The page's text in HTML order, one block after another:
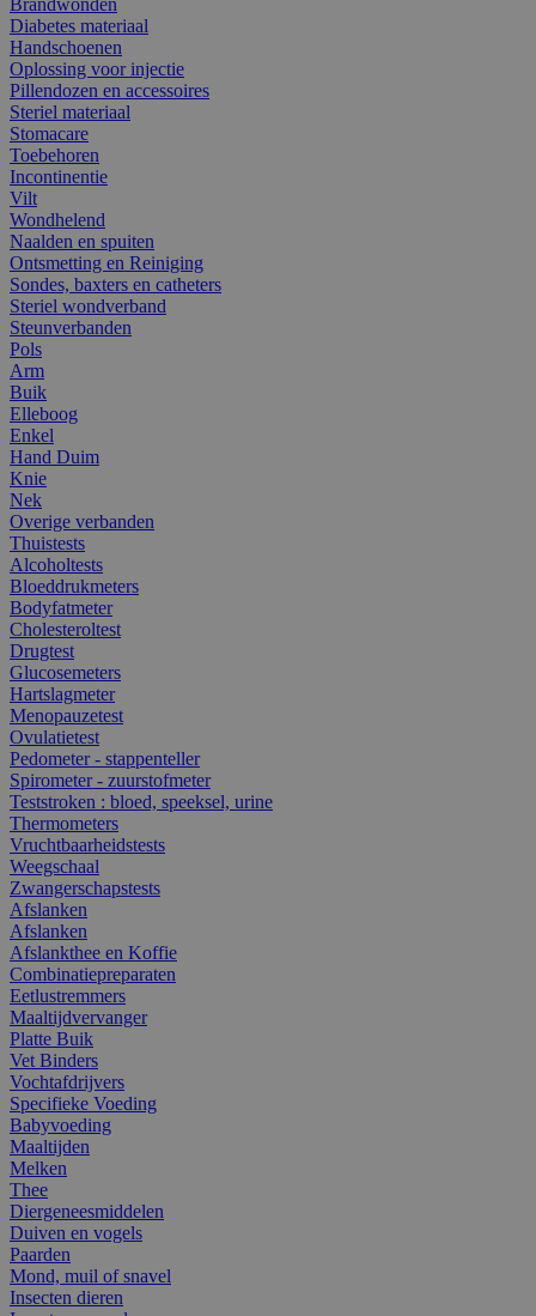
Diabetes materiaal
Handschoenen
Oplossing voor injectie
Pillendozen en accessoires
Steriel materiaal
Stomacare
Toebehoren
Incontinentie
Vilt
Wondhelend
Naalden en spuiten
Ontsmetting en Reiniging
Sondes, baxters en catheters
Steriel wondverband
Steunverbanden
Pols
Arm
Buik
Elleboog
Enkel
Hand Duim
Knie
Nek
Overige verbanden
Thuistests
Alcoholtests
Bloeddrukmeters
Bodyfatmeter
Cholesteroltest
Drugtest
Glucosemeters
Hartslagmeter
Menopauzetest
Ovulatietest
Pedometer - stappenteller
Spirometer - zuurstofmeter
Teststroken : bloed, speeksel, urine
Thermometers
Vruchtbaarheidstests
Weegschaal
Zwangerschapstests
Afslanken
Afslanken
Afslankthee en Koffie
Combinatiepreparaten
Eetlustremmers
Maaltijdvervanger
Platte Buik
Vet Binders
Vochtafdrijvers
Specifieke Voeding
Babyvoeding
Maaltijden
Melken
Thee
Diergeneesmiddelen
Duiven en vogels
Paarden
Mond, muil of snavel
Insecten dieren